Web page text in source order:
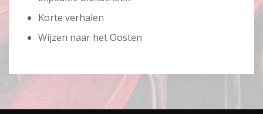
Korte verhalen
Wijzen naar het Oosten